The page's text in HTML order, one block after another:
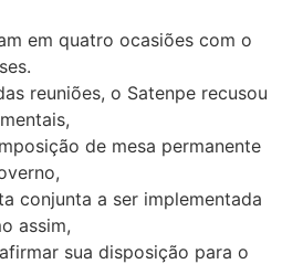
em quatro ocasiões com o
reuniões, o Satenpe recusou
de mesa permanente
conjunta a ser implementada
assim,
sua disposição para o